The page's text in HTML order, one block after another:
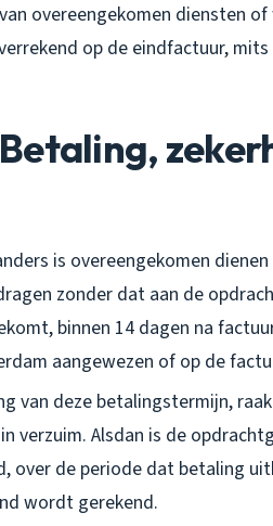
overeengekomen diensten
op de eindfactuur,
is overeengekomen
zonder dat aan de
binnen 14 dagen na
aangewezen of op de
van deze betalingstermijn,
verzuim. Alsdan is de
over de periode dat betaling
wordt gerekend.